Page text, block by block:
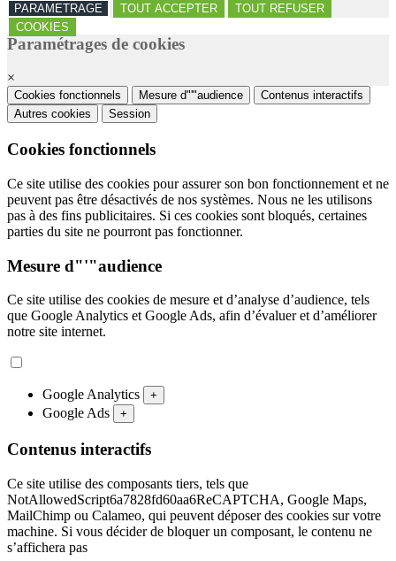
PARAMETRAGE TOUT ACCEPTER
TOUT REFUSER
COOKIES
Paramétrages de cookies
×
Cookies fonctionnels Mesure d"'"audience
Contenus interactifs
Autres cookies
Session
Cookies fonctionnels
Ce site utilise des cookies pour assurer son bon fonctionnement et ne
peuvent pas être désactivés de nos systèmes. Nous ne les utilisons
pas à des fins publicitaires. Si ces cookies sont bloqués, certaines
parties du site ne pourront pas fonctionner.
Mesure d"'"audience
Ce site utilise des cookies de mesure et d’analyse d’audience, tels
que Google Analytics et Google Ads, afin d’évaluer et d’améliorer
notre site internet.
Google Analytics +
Google Ads +
Contenus interactifs
Ce site utilise des composants tiers, tels que
NotAllowedScript6a7828fd60aa6ReCAPTCHA, Google Maps,
MailChimp ou Calameo, qui peuvent déposer des cookies sur votre
machine. Si vous décider de bloquer un composant, le contenu ne
s’affichera pas